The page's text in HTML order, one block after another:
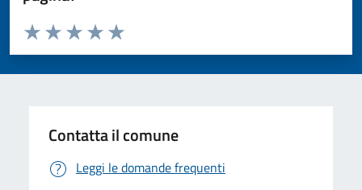
Valuta da 1 a 5 stelle la pagina
Valuta 5 stelle su 5
Valuta 4 stelle su 5
Valuta 3 stelle su 5
Valuta 2 stelle su 5
Valuta 1 stelle su 5
Contatta il comune
Leggi le domande frequenti